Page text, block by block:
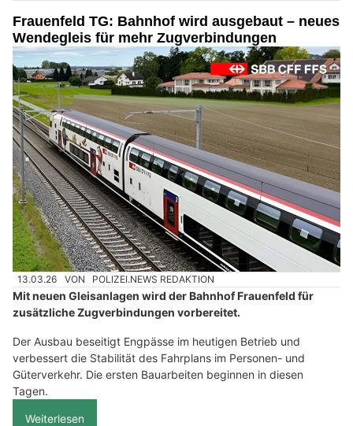
Frauenfeld TG: Bahnhof wird ausgebaut – neues
Wendegleis für mehr Zugverbindungen
13.03.26 VON POLIZEI.NEWS REDAKTION
Mit neuen Gleisanlagen wird der Bahnhof Frauenfeld für
zusätzliche Zugverbindungen vorbereitet.
Der Ausbau beseitigt Engpässe im heutigen Betrieb und
verbessert die Stabilität des Fahrplans im Personen- und
Güterverkehr. Die ersten Bauarbeiten beginnen in diesen
Tagen.
Weiterlesen